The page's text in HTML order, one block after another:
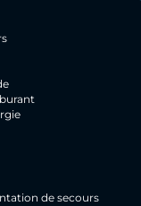
de secours